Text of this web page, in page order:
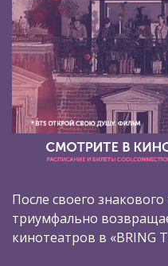
После своего
триумфально
кинотеатров в «BRING